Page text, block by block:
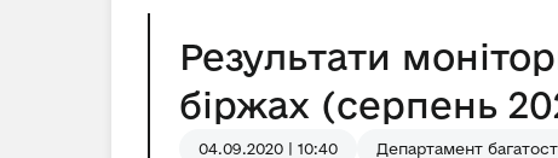
Результати
біржах (серпень
04.09.2020 | 10:40 Департамент